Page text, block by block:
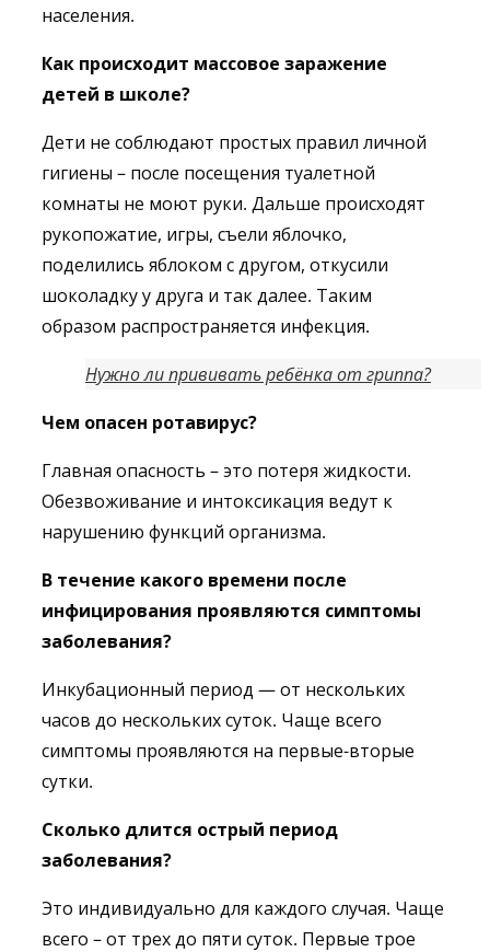
населения.
Как происходит массовое заражение
детей в школе?
Дети не соблюдают простых правил личной
гигиены – после посещения туалетной
комнаты не моют руки. Дальше происходят
рукопожатие, игры, съели яблочко,
поделились яблоком с другом, откусили
шоколадку у друга и так далее. Таким
образом распространяется инфекция.
Нужно ли прививать ребёнка от гриппа?
Чем опасен ротавирус?
Главная опасность – это потеря жидкости.
Обезвоживание и интоксикация ведут к
нарушению функций организма.
В течение какого времени после
инфицирования проявляются симптомы
заболевания?
Инкубационный период — от нескольких
часов до нескольких суток. Чаще всего
симптомы проявляются на первые-вторые
сутки.
Сколько длится острый период
заболевания?
Это индивидуально для каждого случая. Чаще
всего – от трех до пяти суток. Первые трое